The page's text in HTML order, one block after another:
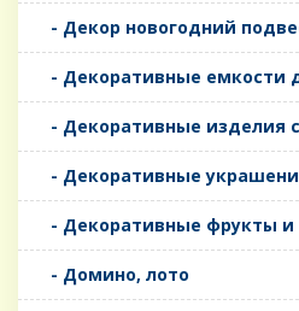
- Декор новогодний
- Декоративные емкости
- Декоративные изделия
- Декоративные
- Декоративные фрукты
- Домино, лото